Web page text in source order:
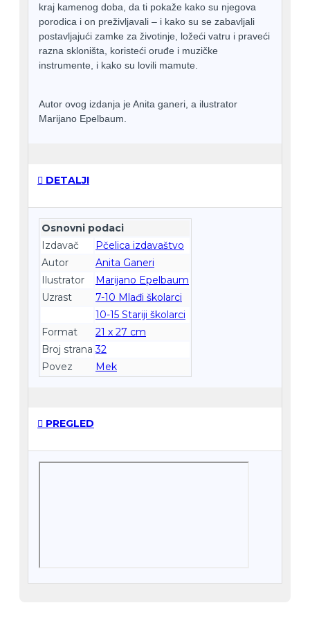
kraj kamenog doba, da ti pokaže kako su njegova
porodica i on preživljavali – i kako su se zabavljali
postavljajući zamke za životinje, ložeći vatru i praveći
razna skloništa, koristeći oruđe i muzičke
instrumente, i kako su lovili mamute.
Autor ovog izdanja je Anita ganeri, a ilustrator
Marijano Epelbaum.
DETALJI
Osnovni podaci
Izdavač
Pčelica izdavaštvo
Autor
Anita Ganeri
Ilustrator
Marijano Epelbaum
Uzrast
7-10 Mlađi školarci
10-15 Stariji školarci
Format
21 x 27 cm
Broj strana 32
Povez
Mek
PREGLED